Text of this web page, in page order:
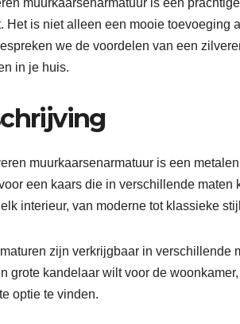
Het is niet alleen een mooie toevoeging
we de voordelen van een
in je huis.
muurkaarsenarmatuur is een
een kaars die in verschillende
interieur, van moderne tot klassieke
zijn verkrijgbaar in verschillende
grote kandelaar wilt voor de
optie te vinden.